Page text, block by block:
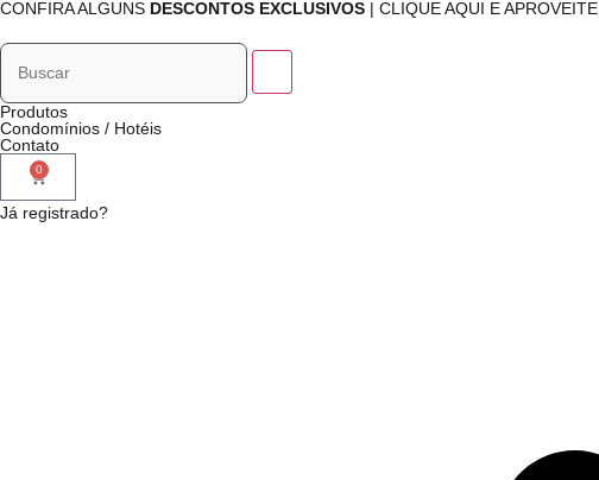
CONFIRA ALGUNS DESCONTOS EXCLUSIVOS | CLIQUE AQUI E APROVEITE
Produtos
Condomínios / Hotéis
Contato
0
Já registrado?